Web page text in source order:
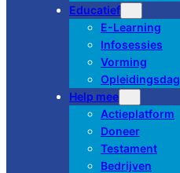
Educatief
E-Learning
Infosessies
Vorming
Opleidingsdag
Help mee
Actieplatform
Doneer
Testament
Bedrijven